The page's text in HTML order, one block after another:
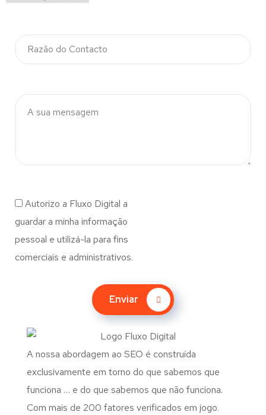
Autorizo a Fluxo Digital a
guardar a minha informação
pessoal e utilizá-la para fins
comerciais e administrativos.
Enviar
A nossa abordagem ao SEO é construída
exclusivamente em torno do que sabemos que
funciona … e do que sabemos que não funciona.
Com mais de 200 fatores verificados em jogo.